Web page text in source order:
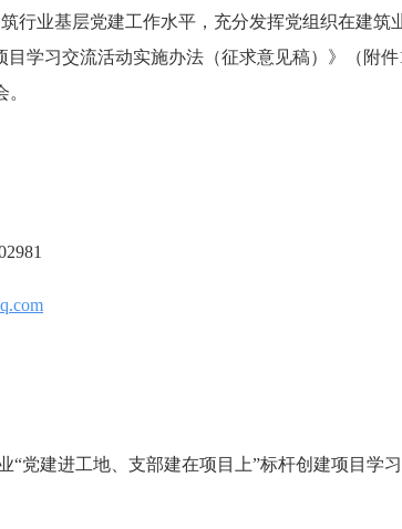
业基层党建工作水平，充分发挥党组织在建筑
目学习交流活动实施办法（征求意见稿）》（附
建进工地、支部建在项目上”标杆创建项目学习